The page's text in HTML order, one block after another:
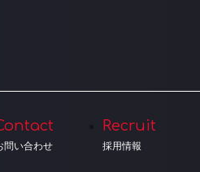
問い合わせ
Recruit
採用情報